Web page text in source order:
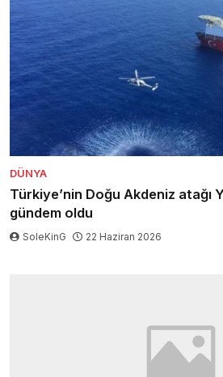
DÜNYA
Türkiye’nin Doğu Akdeniz atağı
gündem oldu
SoleKinG 22 Haziran 2026